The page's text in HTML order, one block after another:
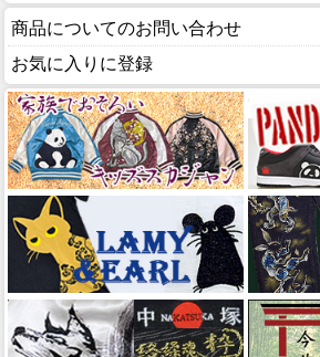
商品についてのお問い合わせ
お気に入りに登録